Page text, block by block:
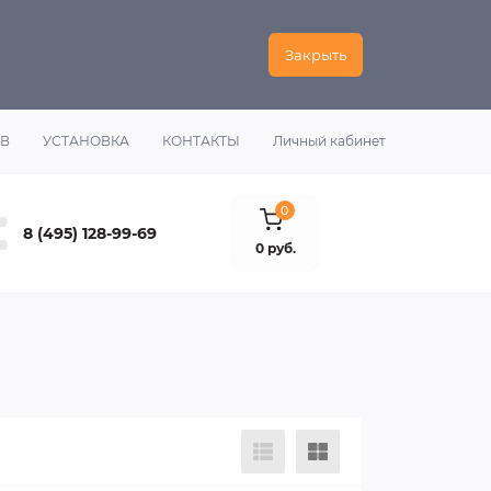
Закрыть
УСТАНОВКА КОНТАКТЫ Личный кабинет
8 (495) 128-99-69
0
0 руб.